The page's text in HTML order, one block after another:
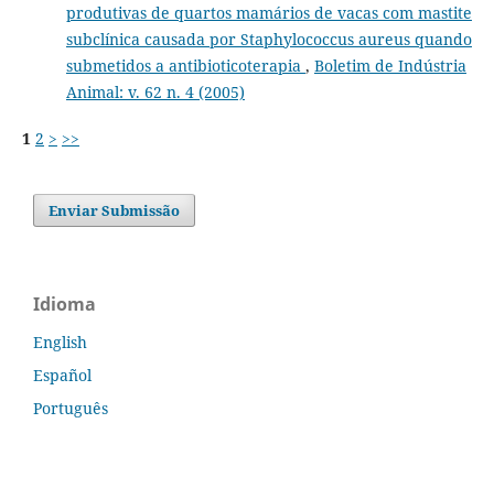
produtivas de quartos mamários de vacas com mastite
subclínica causada por Staphylococcus aureus quando
submetidos a antibioticoterapia , Boletim de Indústria
Animal: v. 62 n. 4 (2005)
1 2 > >>
Enviar Submissão
Idioma
English
Español
Português